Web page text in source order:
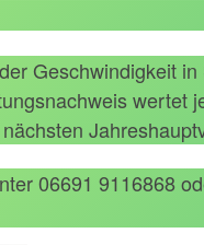
Geschwindigkeit
wertet
06691 9116868